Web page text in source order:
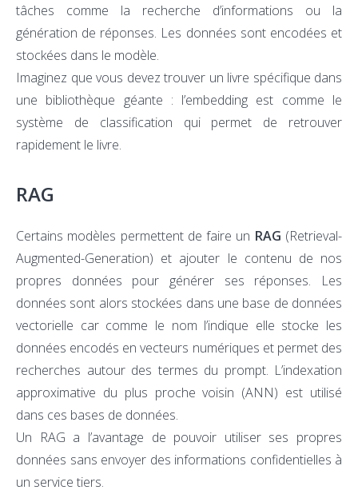
tâches comme la recherche d’informations ou la
génération de réponses. Les données sont encodées et
stockées dans le modèle.
Imaginez que vous devez trouver un livre spécifique dans
une bibliothèque géante : l’embedding est comme le
système de classification qui permet de retrouver
rapidement le livre.
RAG
Certains modèles permettent de faire un RAG (Retrieval-
Augmented-Generation) et ajouter le contenu de nos
propres données pour générer ses réponses. Les
données sont alors stockées dans une base de données
vectorielle car comme le nom l’indique elle stocke les
données encodés en vecteurs numériques et permet des
recherches autour des termes du prompt. L’indexation
approximative du plus proche voisin (ANN) est utilisé
dans ces bases de données.
Un RAG a l’avantage de pouvoir utiliser ses propres
données sans envoyer des informations confidentielles à
un service tiers.